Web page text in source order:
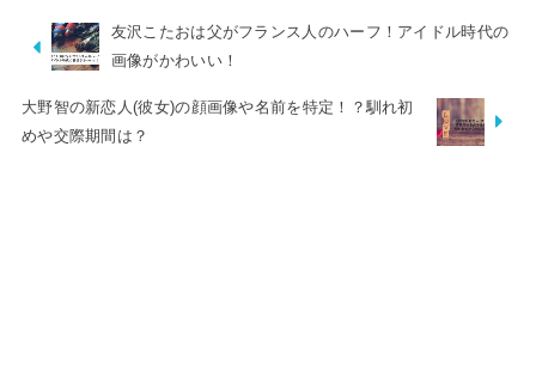
友沢こたおは父がフランス人のハーフ！アイドル時代の
画像がかわいい！
大野智の新恋人(彼女)の顔画像や名前を特定！？馴れ初
めや交際期間は？